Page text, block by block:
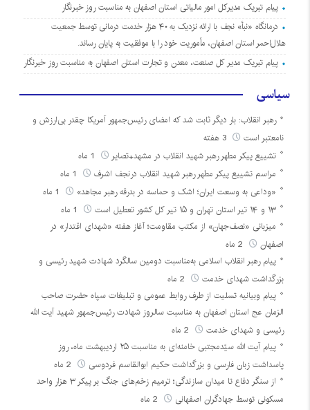
پیام تبریک مدیرکل امور مالیاتی استان اصفهان به مناسبت روز خبرنگار
درمانگاه «نبأ» نجف با ارائه نزدیک به ۴۰ هزار خدمت درمانی توسط جمعیت
هلال‌احمر استان اصفهان، مأموریت خود را با موفقیت به پایان رساند.
پیام تبریک مدیر کل صنعت، معدن و تجارت استان اصفهان به مناسبت روز خبرنگار
سیاسی
رهبر انقلاب: بار دیگر ثابت شد که امضای رئیس‌جمهور آمریکا چقدر بی‌ارزش و
نامعتبر است
3 هفته
تشییع پیکر مطهر رهبر شهید انقلاب در مشهد+تصایر
مراسم تشییع پیکر مطهر رهبر شهید انقلاب درنجف اشرف
«وداعی به وسعت ایران؛ اشک و حماسه در بدرقه رهبر مجاهد»
۱۳ و ۱۴ تیر استان تهران و ۱۵ تیر کل کشور تعطیل است
میزبانی «نصف‌جهان» از مکتب مقاومت؛ آغاز هفته «شهدای اقتدار» در
اصفهان
پیام رهبر انقلاب اسلامی به‌مناسبت دومین سالگرد شهادت شهید رئیسی و
بزرگداشت شهدای خدمت
پیام وبیانیه تسلیت از طرف روابط عمومی و تبلیغات سپاه حضرت صاحب
الزمان عج استان اصفهان به مناسبت سالروز شهادت رئیس‌جمهور شهید آیت الله
رئیسی و شهدای خدمت
پیام آیت الله سیّدمجتبی خامنه‌ای به مناسبت ۲۵ اردیبهشت ماه، روز
پاسداشت زبان فارسی و بزرگداشت حکیم ابوالقاسم فردوسی
از سنگر دفاع تا میدان سازندگی؛ ترمیم زخم‌های جنگ بر پیکر ۳ هزار واحد
مسکونی توسط جهادگران اصفهانی